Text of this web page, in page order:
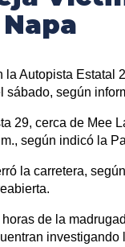
la Autopista Estatal
sábado, según
29, cerca de Mee
según indicó la
la carretera,
de la